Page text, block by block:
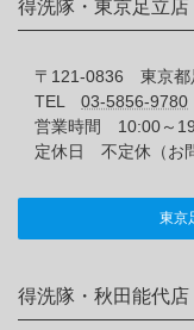
得洗隊・東京足立店
〒121-0836 東京都
TEL 03-5856-9780
営業時間 10:00～
定休日 不定休（お問
東京
得洗隊・秋田能代店